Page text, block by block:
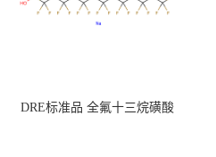
DRE标准品 全氟十三烷磺酸